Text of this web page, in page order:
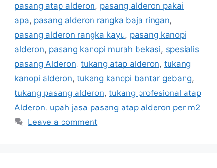
pasang atap alderon, pasang alderon pakai
apa, pasang alderon rangka baja ringan,
pasang alderon rangka kayu, pasang kanopi
alderon, pasang kanopi murah bekasi, spesialis
pasang Alderon, tukang atap alderon, tukang
kanopi alderon, tukang kanopi bantar gebang,
tukang pasang alderon, tukang profesional atap
Alderon, upah jasa pasang atap alderon per m2
Leave a comment